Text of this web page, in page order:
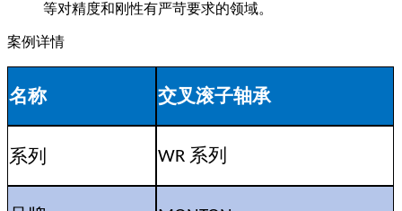
等对精度和刚性有严苛要求的领域。
案例详情
名称 交叉滚子轴承
系列 WR系列